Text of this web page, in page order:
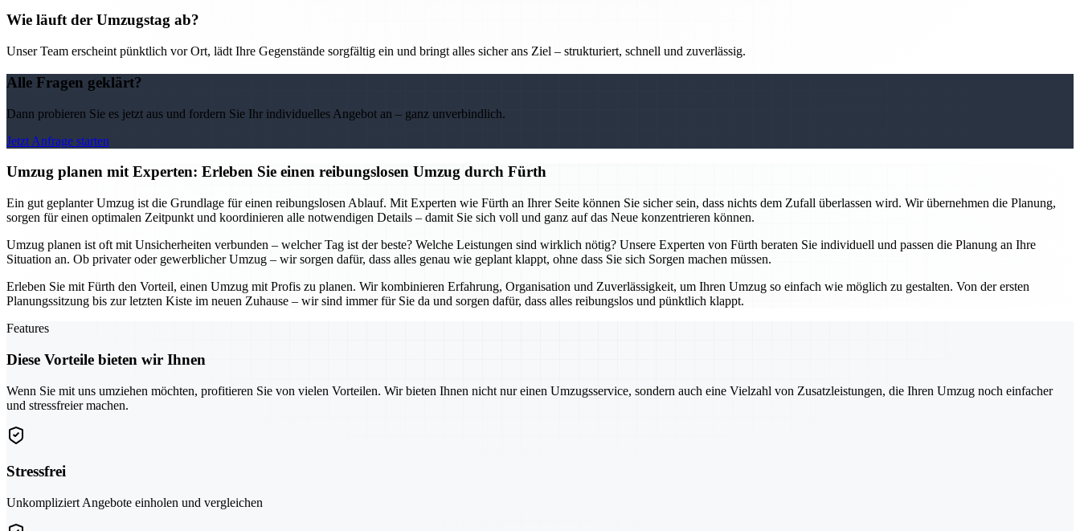
Wie läuft der Umzugstag ab?
Unser Team erscheint pünktlich vor Ort, lädt Ihre Gegenstände sorgfältig ein und bringt alles sicher ans Ziel – strukturiert, schnell und zuverlässig.
Alle Fragen geklärt?
Dann probieren Sie es jetzt aus und fordern Sie Ihr individuelles Angebot an – ganz unverbindlich.
Jetzt Anfrage starten
Umzug planen mit Experten: Erleben Sie einen reibungslosen Umzug durch Fürth
Ein gut geplanter Umzug ist die Grundlage für einen reibungslosen Ablauf. Mit Experten wie Fürth an Ihrer Seite können Sie sicher sein, dass nichts dem Zufall überlassen wird. Wir übernehmen die Planung,
sorgen für einen optimalen Zeitpunkt und koordinieren alle notwendigen Details – damit Sie sich voll und ganz auf das Neue konzentrieren können.
Umzug planen ist oft mit Unsicherheiten verbunden – welcher Tag ist der beste? Welche Leistungen sind wirklich nötig? Unsere Experten von Fürth beraten Sie individuell und passen die Planung an Ihre
Situation an. Ob privater oder gewerblicher Umzug – wir sorgen dafür, dass alles genau wie geplant klappt, ohne dass Sie sich Sorgen machen müssen.
Erleben Sie mit Fürth den Vorteil, einen Umzug mit Profis zu planen. Wir kombinieren Erfahrung, Organisation und Zuverlässigkeit, um Ihren Umzug so einfach wie möglich zu gestalten. Von der ersten
Planungssitzung bis zur letzten Kiste im neuen Zuhause – wir sind immer für Sie da und sorgen dafür, dass alles reibungslos und pünktlich klappt.
Features
Diese Vorteile bieten wir Ihnen
Wenn Sie mit uns umziehen möchten, profitieren Sie von vielen Vorteilen. Wir bieten Ihnen nicht nur einen Umzugsservice, sondern auch eine Vielzahl von Zusatzleistungen, die Ihren Umzug noch einfacher
und stressfreier machen.
Stressfrei
Unkompliziert Angebote einholen und vergleichen